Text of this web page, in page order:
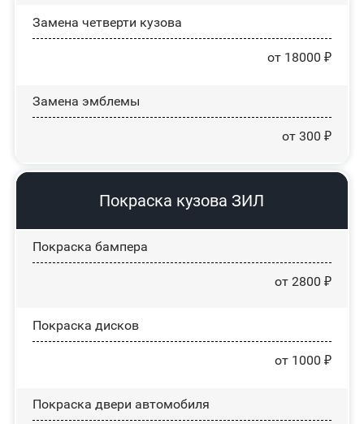
Замена четверти кузова
от 18000 ₽
Замена эмблемы
от 300 ₽
Покраска кузова ЗИЛ
Покраска бампера
от 2800 ₽
Покраска дисков
от 1000 ₽
Покраска двери автомобиля